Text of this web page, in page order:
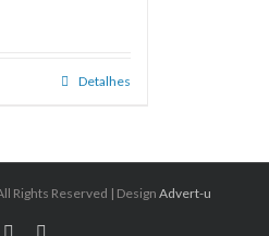
Detalhes
Rights Reserved | Design Advert-u